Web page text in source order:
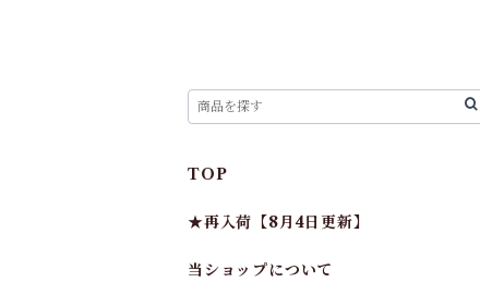
TOP
★再入荷【8月4日更新】
当ショップについて